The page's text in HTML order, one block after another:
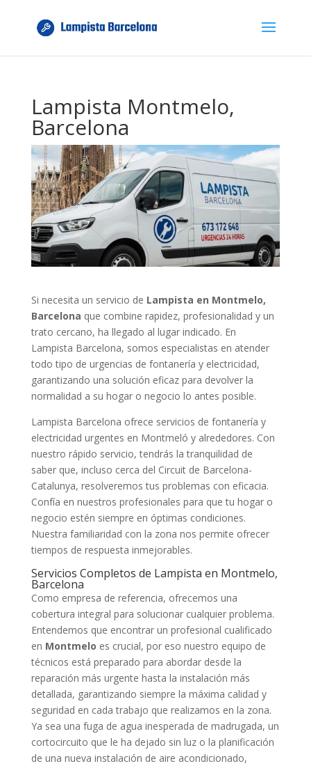
Lampista Montmelo,
Barcelona
Si necesita un servicio de Lampista en Montmelo,
Barcelona que combine rapidez, profesionalidad y un
trato cercano, ha llegado al lugar indicado. En
Lampista Barcelona, somos especialistas en atender
todo tipo de urgencias de fontanería y electricidad,
garantizando una solución eficaz para devolver la
normalidad a su hogar o negocio lo antes posible.
Lampista Barcelona ofrece servicios de fontanería y
electricidad urgentes en Montmeló y alrededores. Con
nuestro rápido servicio, tendrás la tranquilidad de
saber que, incluso cerca del Circuit de Barcelona-
Catalunya, resolveremos tus problemas con eficacia.
Confía en nuestros profesionales para que tu hogar o
negocio estén siempre en óptimas condiciones.
Nuestra familiaridad con la zona nos permite ofrecer
tiempos de respuesta inmejorables.
Servicios Completos de Lampista en Montmelo,
Barcelona
Como empresa de referencia, ofrecemos una
cobertura integral para solucionar cualquier problema.
Entendemos que encontrar un profesional cualificado
en Montmelo es crucial, por eso nuestro equipo de
técnicos está preparado para abordar desde la
reparación más urgente hasta la instalación más
detallada, garantizando siempre la máxima calidad y
seguridad en cada trabajo que realizamos en la zona.
Ya sea una fuga de agua inesperada de madrugada, un
cortocircuito que le ha dejado sin luz o la planificación
de una nueva instalación de aire acondicionado,